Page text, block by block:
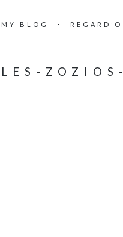
MY BLOG REGARD’O
ZOZIOS-